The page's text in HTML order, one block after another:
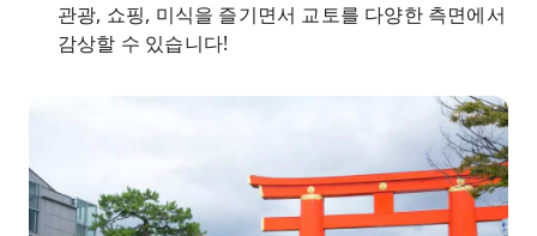
관광, 쇼핑, 미식을 즐기면서 교토를 다양한 측면에서
감상할 수 있습니다!